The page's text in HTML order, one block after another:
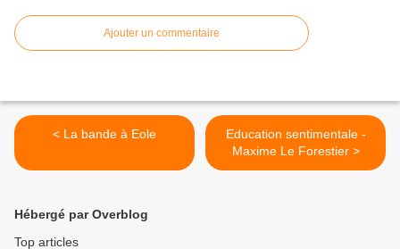
Ajouter un commentaire
< La bande à Eole
Education sentimentale -
Maxime Le Forestier >
Hébergé par Overblog
Top articles